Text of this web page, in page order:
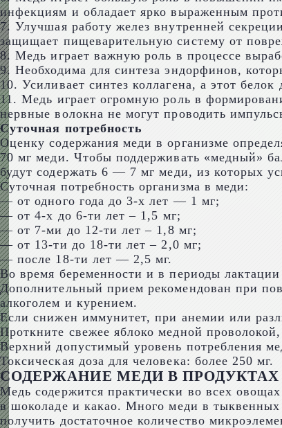
инфекциям и обладает ярко выраженным
7. Улучшая работу желез внутренней
защищает пищеварительную систему от
8. Медь играет важную роль в процессе
9. Необходима для синтеза эндорфинов,
10. Усиливает синтез коллагена, а этот
11. Медь играет огромную роль в
нервные волокна не могут проводить
Суточная потребность
Оценку содержания меди в организме
70 мг меди. Чтобы поддерживать «медный»
будут содержать 6 — 7 мг меди, из которых
Суточная потребность организма в меди:
— от одного года до 3-х лет — 1 мг;
— от 4-х до 6-ти лет – 1,5 мг;
— от 7-ми до 12-ти лет – 1,8 мг;
— от 13-ти до 18-ти лет – 2,0 мг;
— после 18-ти лет — 2,5 мг.
Во время беременности и в периоды
Дополнительный прием рекомендован при
алкоголем и курением.
Если снижен иммунитет, при анемии или
Проткните свежее яблоко медной
Верхний допустимый уровень потребления
Токсическая доза для человека: более 250 мг.
СОДЕРЖАНИЕ МЕДИ В
Медь содержится практически во всех
в шоколаде и какао. Много меди в
получить достаточное количество